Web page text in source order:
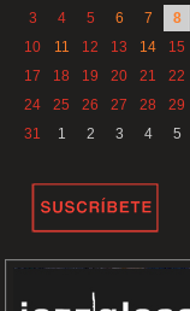
3
4 5 6 7 8
10
11 12 13 14 15
17
18 19 20 21 22
24
25 26 27 28 29
31
1 2 3 4 5